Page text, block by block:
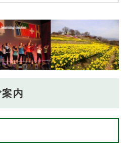
内